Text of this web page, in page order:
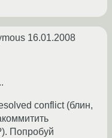
16.01.2008
conflict (блин,
Попробуй